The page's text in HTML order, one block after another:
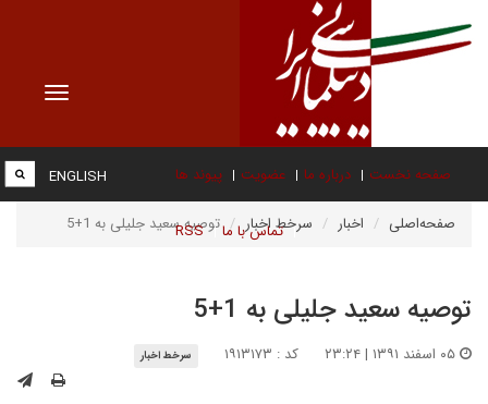
Toggle
صفحه نخست درباره ما عضویت پیوند ها
تماس با ما RSS
ENGLISH
صفحه‌اصلی اخبار سرخط اخبار توصیه سعید جلیلی به 1+5
توصیه سعید جلیلی به 1+5
کد : ۱۹۱۳۱۷۳ سرخط اخبار